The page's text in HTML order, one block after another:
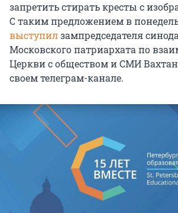
запретить стирать кресты с
С таким предложением в
выступилзампредседателя
Московского патриархата по
Церкви с обществом и СМИ
своем телеграм-канале.